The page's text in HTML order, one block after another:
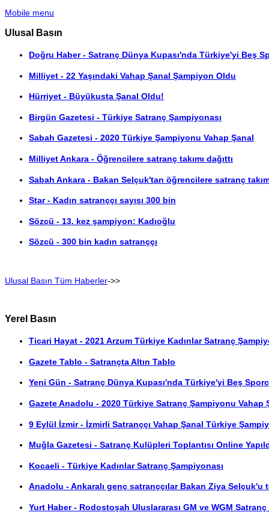
Mobile menu
Ulusal Basın
Doğru Haber - Satranç Dünya Kupası'nda Türkiye'yi Beş
Milliyet - 22 Yaşındaki Vahap Şanal Şampiyon Oldu
Hürriyet - Büyükusta Şanal Oldu!
Birgün Gazetesi - Türkiye Satranç Şampiyonası
Sabah Gazetesi - 2020 Türkiye Şampiyonu Vahap Şanal
Milliyet Ankara - Öğrencilere satranç takımı dağıttı
Sabah Ankara - Bakan Selçuk'tan öğrencilere satranç
Star - Kadın satranççı sayısı 300 bin
Sözcü - 13. kez şampiyon: Kadıoğlu
Sözcü - 300 bin kadın satranççı
Ulusal Basın Tüm Haberler->>
Yerel Basın
Ticari Hayat - 2021 Arzum Türkiye Kadınlar Satranç
Gazete Tablo - Satrançta Altın Tablo
Yeni Gün - Satranç Dünya Kupası'nda Türkiye'yi Beş
Gazete Anadolu - 2020 Türkiye Satranç Şampiyonu Vahap
9 Eylül İzmir - İzmirli Satranççı Vahap Şanal Türkiye
Muğla Gazetesi - Satranç Kulüpleri Toplantısı Online
Kocaeli - Türkiye Kadınlar Satranç Şampiyonası
Anadolu - Ankaralı genç satranççılar Bakan Ziya Selçuk'u
Yurt Haber - Rodostoşah Uluslararası GM ve WGM